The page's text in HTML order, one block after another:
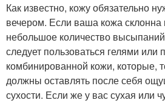
Как известно, кожу обязательно
вечером. Если ваша кожа склонна
небольшое количество
следует пользоваться гелями
комбинированной кожи, которые,
должны оставлять после себя
сухости. Если же у вас сухая или